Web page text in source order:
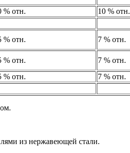
% отн.
10 % отн.
% отн. 7 % отн.
% отн.
7 % отн.
% отн.
7 % отн.
из нержавеющей стали.